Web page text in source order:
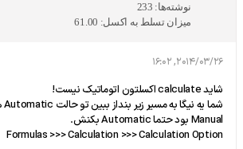
نوشته‌ها: 233
میزان تسلط به اکسل: 61.00
2014/03/26, 16:02
شاید calculate اکسلتون اتوماتیک نیست!
Manual بود حتما Automatic بکنش.
Formulas >>> Calculation >>> Calculation Option